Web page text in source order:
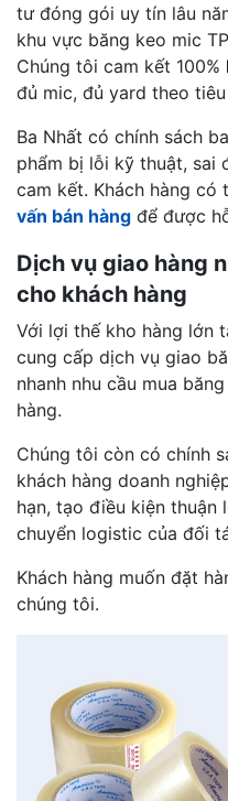
tư đóng gói uy tín lâu
khu vực băng keo mic
Chúng tôi cam kết 100%
đủ mic, đủ yard theo
Ba Nhất có chính sách
phẩm bị lỗi kỹ thuật, sai
cam kết. Khách hàng
vấn bán hàng để được
Dịch vụ giao hàng
cho khách hàng
Với lợi thế kho hàng lớn
cung cấp dịch vụ giao
nhanh nhu cầu mua
hàng.
Chúng tôi còn có chính
khách hàng doanh
hạn, tạo điều kiện thuận
chuyển logistic của đối
Khách hàng muốn đặt
chúng tôi.